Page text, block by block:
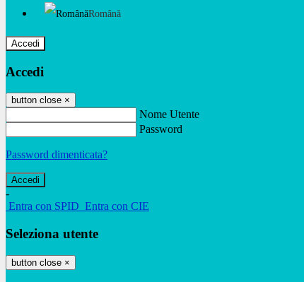
Română
Accedi
Accedi
button close ×
Nome Utente
Password
Password dimenticata?
-
Entra con SPID Entra con CIE
Seleziona utente
button close ×